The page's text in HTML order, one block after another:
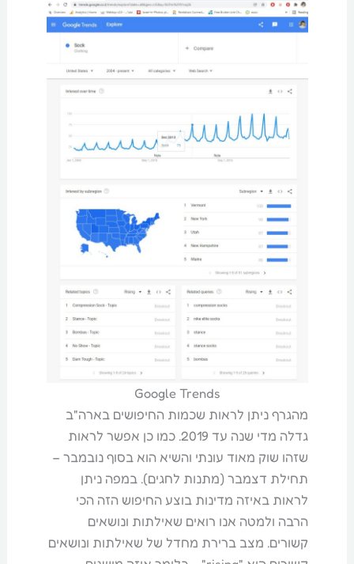
Google Trends
מהגרף ניתן לראות שכמות החיפושים בארה"ב
גדלה מדי שנה עד 2019. כמו כן אפשר לראות
שזהו שוק מאוד עונתי והשיא הוא בסוף נובמבר –
תחילת דצמבר (מתנות לחגים). במפה ניתן
לראות באיזה מדינות בוצע החיפוש הזה הכי
הרבה ולמטה אנו רואים שאילתות ונושאים
קשורים. מצב ברירת מחדל של שאילתות ונושאים